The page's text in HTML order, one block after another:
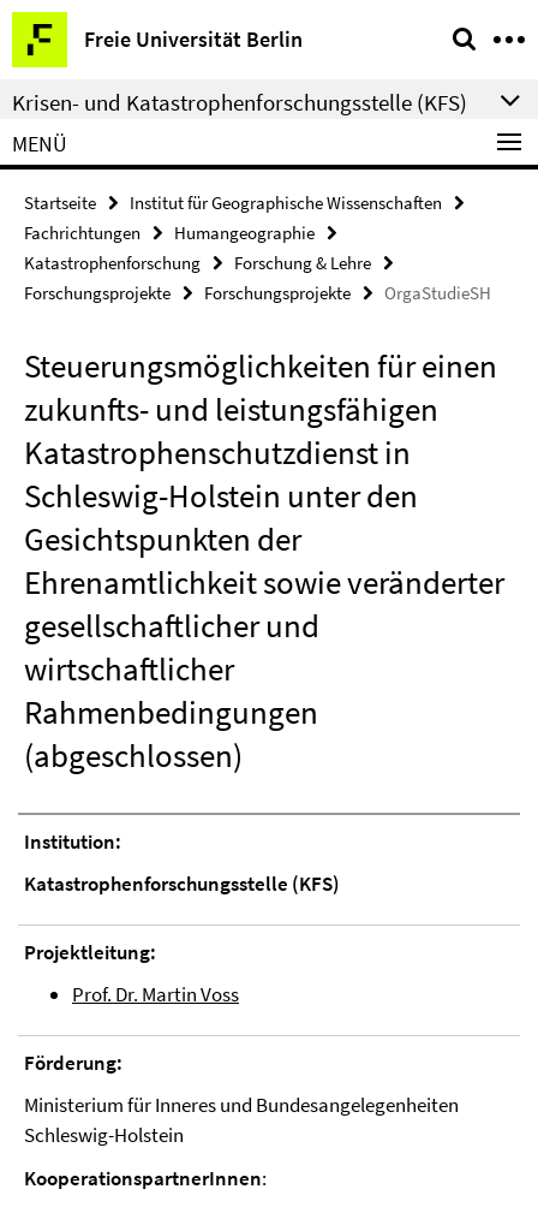
Springe
direkt
zu
Inhalt
Freie Universität Berlin
Service-
Navigation
Krisen- und Katastrophenforschungsstelle (KFS)
MENÜ
Startseite
Institut für Geographische Wissenschaften
Fachrichtungen
Humangeographie
Katastrophenforschung
Forschung & Lehre
Forschungsprojekte
Forschungsprojekte OrgaStudieSH
Steuerungsmöglichkeiten für einen
zukunfts- und leistungsfähigen
Katastrophenschutzdienst in
Schleswig-Holstein unter den
Gesichtspunkten der
Ehrenamtlichkeit sowie veränderter
gesellschaftlicher und
wirtschaftlicher
Rahmenbedingungen
(abgeschlossen)
Institution:
Katastrophenforschungsstelle (KFS)
Projektleitung:
Prof. Dr. Martin Voss
Förderung:
Ministerium für Inneres und Bundesangelegenheiten
Schleswig-Holstein
KooperationspartnerInnen: